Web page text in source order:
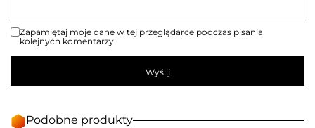
Zapamiętaj moje dane w tej przeglądarce podczas pisania
kolejnych komentarzy.
Podobne produkty